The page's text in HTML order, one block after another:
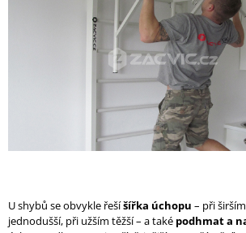
U shybů se obvykle řešíšířka úchopu – při
jednodušší, při užším těžší – a také podhmat a